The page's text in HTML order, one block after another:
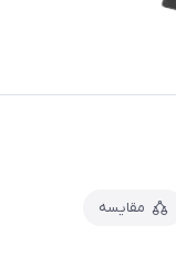
مقایسه